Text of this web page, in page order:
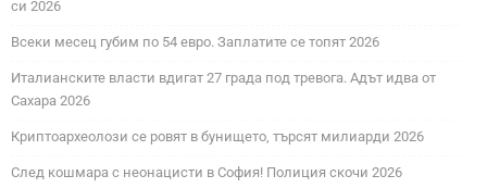
си 2026
Всеки месец губим по 54 евро. Заплатите се топят 2026
Италианските власти вдигат 27 града под тревога. Адът идва от
Сахара 2026
Криптоархеолози се ровят в бунището, търсят милиарди 2026
След кошмара с неонацисти в София! Полиция скочи 2026